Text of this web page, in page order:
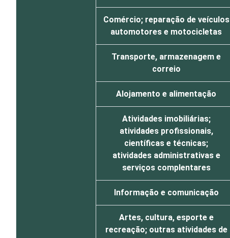
Comércio; reparação de veículos
automotores e motocicletas
Transporte, armazenagem e
correio
Alojamento e alimentação
Atividades imobiliárias;
atividades profissionais,
científicas e técnicas;
atividades administrativas e
serviços complentares
Informação e comunicação
Artes, cultura, esporte e
recreação; outras atividades de